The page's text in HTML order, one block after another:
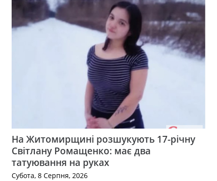
На Житомирщині розшукують 17-річну
Світлану Ромащенко: має два
татуювання на руках
Субота, 8 Серпня, 2026